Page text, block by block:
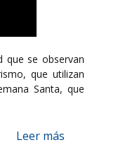
que se observan
que utilizan
Santa, que
Leer más